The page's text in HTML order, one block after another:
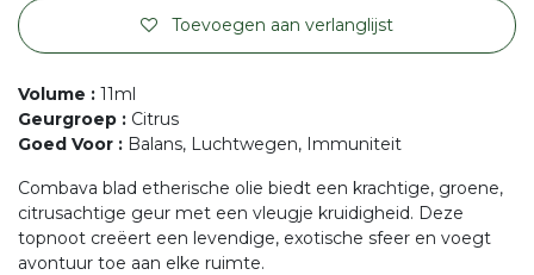
Toevoegen aan verlanglijst
Volume : 11ml
Geurgroep : Citrus
Goed Voor : Balans, Luchtwegen, Immuniteit
Combava blad etherische olie biedt een krachtige, groene,
citrusachtige geur met een vleugje kruidigheid. Deze
topnoot creëert een levendige, exotische sfeer en voegt
avontuur toe aan elke ruimte.